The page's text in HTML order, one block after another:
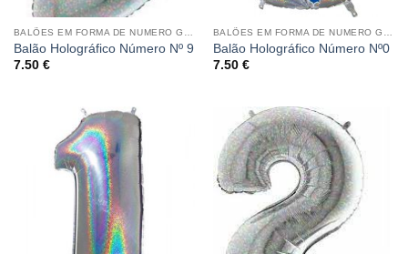
Balão Holográfico Número Nº 9
7.50 €
Balão Holográfico Número Nº0
7.50 €